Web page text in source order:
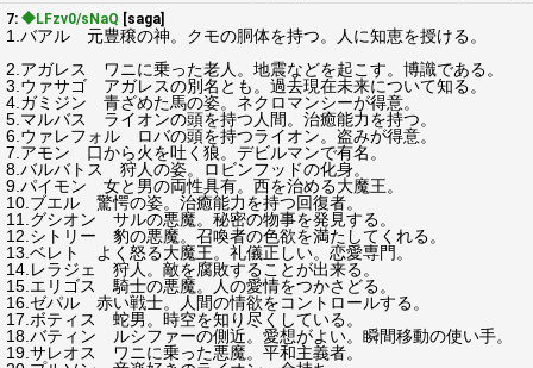
7: ◆LFzv0/sNaQ [saga]
1.バアル 元豊穣の神。クモの胴体を持つ。人に知恵を授ける。
2.アガレス ワニに乗った老人。地震などを起こす。博識である。
3.ウァサゴ アガレスの別名とも。過去現在未来について知る。
4.ガミジン 青ざめた馬の姿。ネクロマンシーが得意。
5.マルバス ライオンの頭を持つ人間。治癒能力を持つ。
6.ウァレフォル ロバの頭を持つライオン。盗みが得意。
7.アモン 口から火を吐く狼。デビルマンで有名。
8.バルバトス 狩人の姿。ロビンフッドの化身。
9.パイモン 女と男の両性具有。西を治める大魔王。
10.ブエル 驚愕の姿。治癒能力を持つ回復者。
11.グシオン サルの悪魔。秘密の物事を発見する。
12.シトリー 豹の悪魔。召喚者の色欲を満たしてくれる。
13.ベレト よく怒る大魔王。礼儀正しい。恋愛専門。
14.レラジェ 狩人。敵を腐敗することが出来る。
15.エリゴス 騎士の悪魔。人の愛情をつかさどる。
16.ゼパル 赤い戦士。人間の情欲をコントロールする。
17.ボティス 蛇男。時空を知り尽くしている。
18.バティン ルシファーの側近。愛想がよい。瞬間移動の使い手。
19.サレオス ワニに乗った悪魔。平和主義者。